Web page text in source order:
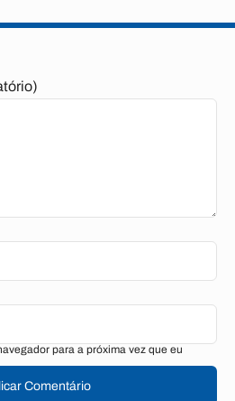
para a próxima vez que eu
Comentário